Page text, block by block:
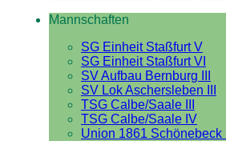
Mannschaften
SG Einheit Staßfurt V
SG Einheit Staßfurt VI
SV Aufbau Bernburg III
SV Lok Aschersleben III
TSG Calbe/Saale III
TSG Calbe/Saale IV
Union 1861 Schönebeck II